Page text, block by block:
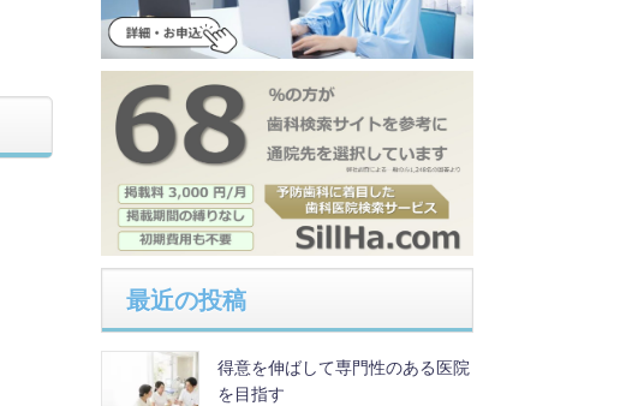
最近の投稿
得意を伸ばして専門性のある医院
を目指す